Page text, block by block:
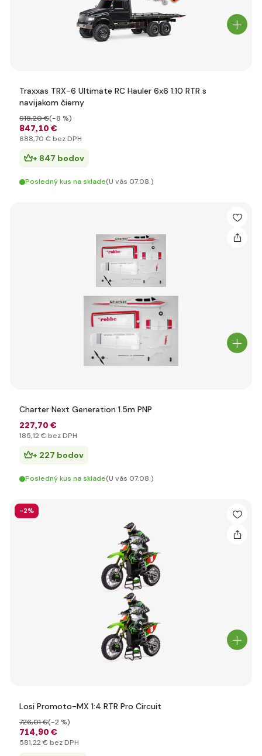
Traxxas TRX-6 Ultimate RC Hauler 6x6 1:10 RTR s
navijakom čierny
847,10 €
918,20 €(-8 %)
688,70 € bez DPH
+ 847 bodov
Posledný kus na sklade(U vás 07.08.)
Charter Next Generation 1.5m PNP
227,70 €
185,12 € bez DPH
+ 227 bodov
Posledný kus na sklade(U vás 07.08.)
-2%
Losi Promoto-MX 1:4 RTR Pro Circuit
714,90 €
726,01 €(-2 %)
581,22 € bez DPH